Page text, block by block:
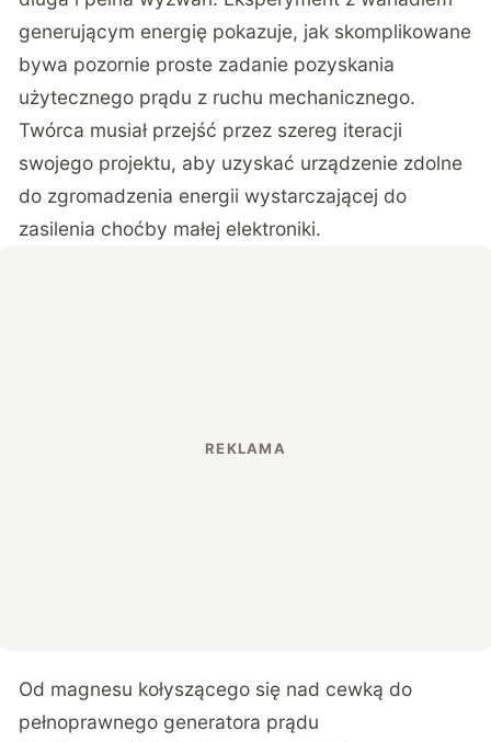
generującym energię pokazuje, jak skomplikowane
bywa pozornie proste zadanie pozyskania
użytecznego prądu z ruchu mechanicznego.
Twórca musiał przejść przez szereg iteracji
swojego projektu, aby uzyskać urządzenie zdolne
do zgromadzenia energii wystarczającej do
zasilenia choćby małej elektroniki.
Od magnesu kołyszącego się nad cewką do
pełnoprawnego generatora prądu